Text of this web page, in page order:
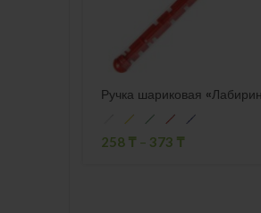
Ручка шариковая
258 ₸ – 373 ₸